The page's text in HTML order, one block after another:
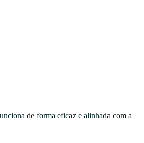
de forma eficaz e alinhada com a